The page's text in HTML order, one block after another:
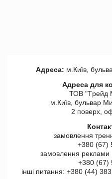
Адреса: м.Київ,
Адреса для
ТОВ "Tрейд
м.Київ, бульвар
2 поверх,
замовлення
+380 (67)
замовлення реклами
+380 (67)
інші питання: +380 (44)